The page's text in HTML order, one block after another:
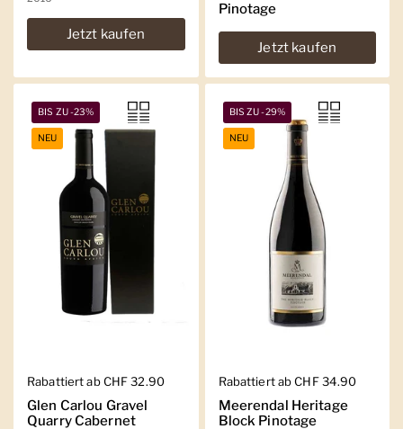
Jetzt kaufen
Pinotage
Jetzt kaufen
Regulärer Preis
Rabattiert ab CHF 32.90
Glen Carlou Gravel
Quarry Cabernet
BIS ZU -23%
NEU
Regulärer Preis
Rabattiert ab CHF 34.90
Meerendal Heritage
Block Pinotage
BIS ZU -29%
NEU